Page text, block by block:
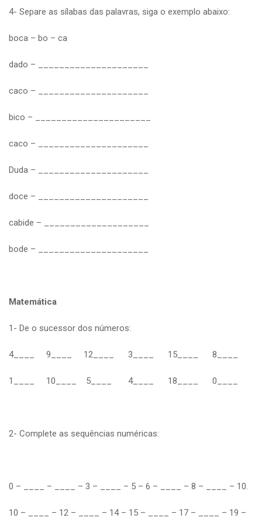
4- Separe as sílabas das palavras, siga o exemplo abaixo:
boca – bo – ca
dado – _____________________
caco – _____________________
bico – ______________________
caco – _____________________
Duda – _____________________
doce – _____________________
cabide – ____________________
bode – _____________________
Matemática
1- De o sucessor dos números:
4____ 9____ 12____ 3____ 15____ 8____
1____ 10____ 5____ 4____ 18____ 0____
2- Complete as sequências numéricas:
0 – ____ – ____ – 3 – ____ – 5 – 6 – ____ – 8 – ____ – 10.
10 – ____ – 12 – ____ – 14 – 15 – ____ – 17 – ____ – 19 –